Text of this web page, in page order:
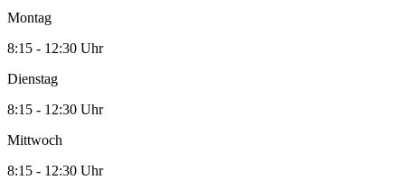
Montag
8:15 - 12:30 Uhr
Dienstag
8:15 - 12:30 Uhr
Mittwoch
8:15 - 12:30 Uhr